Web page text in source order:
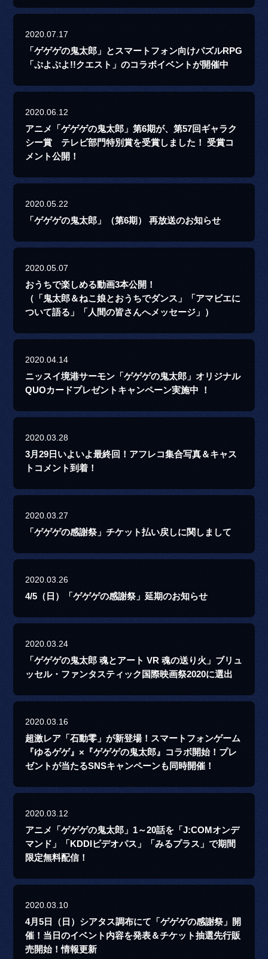
2020.07.17
「ゲゲゲの鬼太郎」とスマートフォン向けパズルRPG
「ぷよぷよ!!クエスト」のコラボイベントが開催中
2020.06.12
アニメ「ゲゲゲの鬼太郎」第6期が、第57回ギャラク
シー賞 テレビ部門特別賞を受賞しました！ 受賞コ
メント公開！
2020.05.22
「ゲゲゲの鬼太郎」（第6期） 再放送のお知らせ
2020.05.07
おうちで楽しめる動画3本公開！
（「鬼太郎＆ねこ娘とおうちでダンス」「アマビエに
ついて語る」「人間の皆さんへメッセージ」）
2020.04.14
ニッスイ境港サーモン「ゲゲゲの鬼太郎」オリジナル
QUOカードプレゼントキャンペーン実施中 ！
2020.03.28
3月29日いよいよ最終回！アフレコ集合写真＆キャス
トコメント到着！
2020.03.27
「ゲゲゲの感謝祭」チケット払い戻しに関しまして
2020.03.26
4/5（日）「ゲゲゲの感謝祭」延期のお知らせ
2020.03.24
「ゲゲゲの鬼太郎 魂とアート VR 魂の送り火」ブリュ
ッセル・ファンタスティック国際映画祭2020に選出
2020.03.16
超激レア「石動零」が新登場！スマートフォンゲーム
『ゆるゲゲ』×『ゲゲゲの鬼太郎』コラボ開始！プレ
ゼントが当たるSNSキャンペーンも同時開催！
2020.03.12
アニメ「ゲゲゲの鬼太郎」1～20話を「J:COMオンデ
マンド」「KDDIビデオパス」「みるプラス」で期間
限定無料配信！
2020.03.10
4月5日（日）シアタス調布にて「ゲゲゲの感謝祭」開
催！当日のイベント内容を発表＆チケット抽選先行販
売開始！情報更新